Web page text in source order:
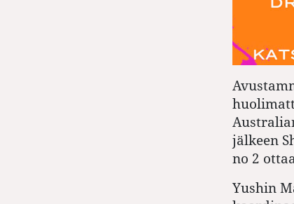
jälkeen
no 2
Yushin